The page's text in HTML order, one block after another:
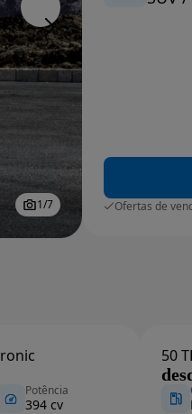
1/7 Ofertas de
Potência
394 cv
50